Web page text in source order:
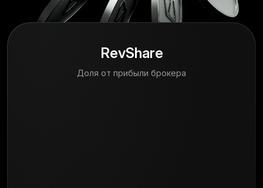
RevShare
Доля от прибыли брокера